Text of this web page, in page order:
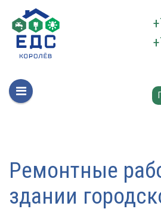
Ремонтные
здании